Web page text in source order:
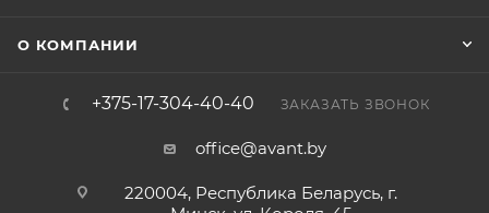
О КОМПАНИИ
+375-17-304-40-40 ЗАКАЗАТЬ ЗВОНОК
office@avant.by
220004, Республика Беларусь, г.